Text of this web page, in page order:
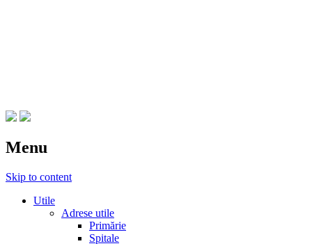
Menu
Skip to content
Utile
Adrese utile
Primărie
Spitale